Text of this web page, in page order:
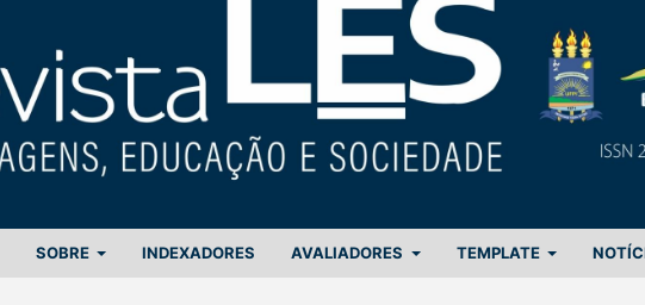
SOBRE INDEXADORES AVALIADORES TEMPLATE